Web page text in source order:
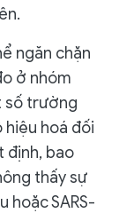
ngăn chặn
ở nhóm
số trường
hiệu hoá đối
định, bao
thấy sự
hoặc SARS-